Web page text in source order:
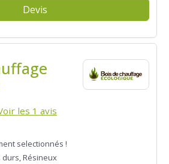
Devis
les 1 avis
selectionnés !
durs, Résineux